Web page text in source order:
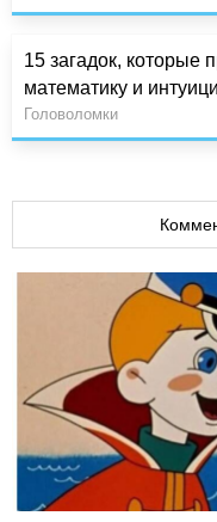
15 загадок, которые
математику и
Головоломки